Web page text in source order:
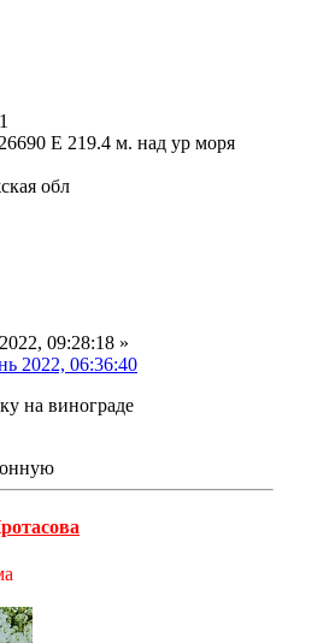
E 219.4 м. над ур моря
обл
09:28:18 »
2022, 06:36:40
на винограде